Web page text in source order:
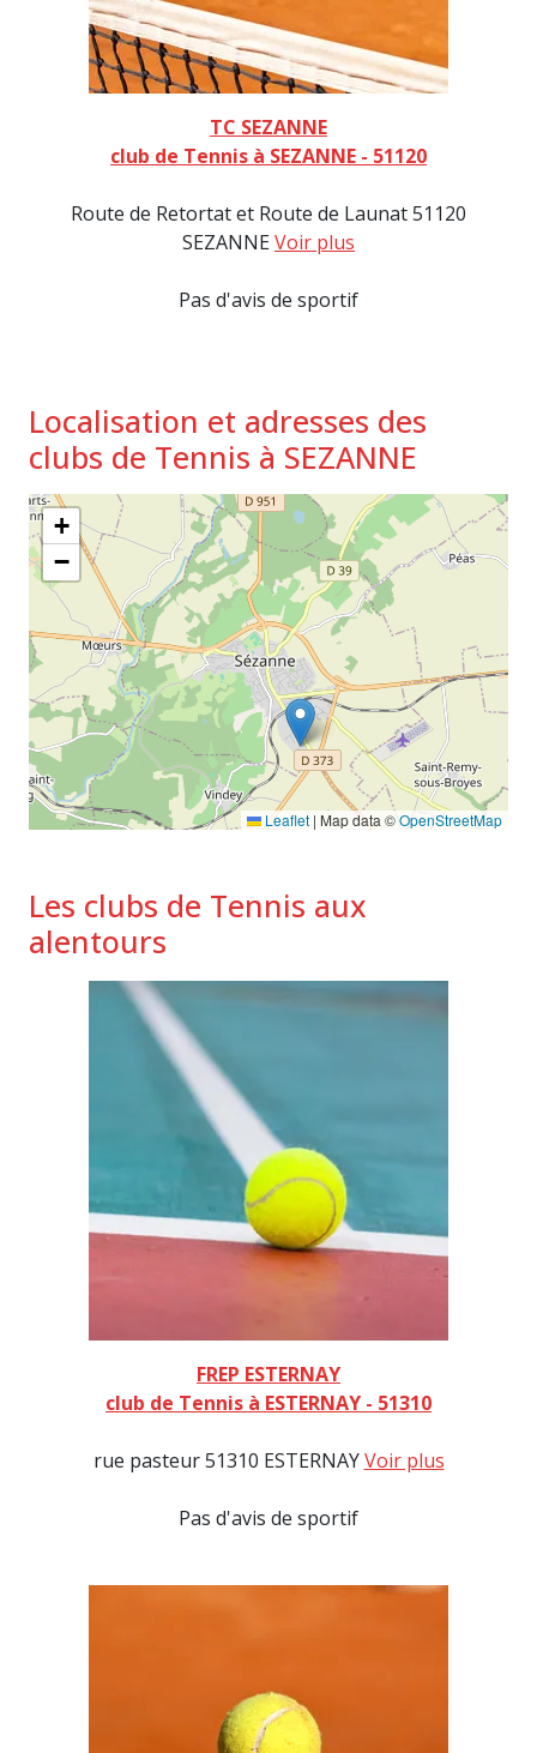
TC SEZANNE
club de Tennis à SEZANNE - 51120
Route de Retortat et Route de Launat 51120
SEZANNEVoir plus
Pas d'avis de sportif
Localisation et adresses des
clubs de Tennis à SEZANNE
+
−
Leaflet | Map data ©OpenStreetMap
Les clubs de Tennis aux
alentours
FREP ESTERNAY
club de Tennis à ESTERNAY - 51310
rue pasteur 51310 ESTERNAYVoir plus
Pas d'avis de sportif